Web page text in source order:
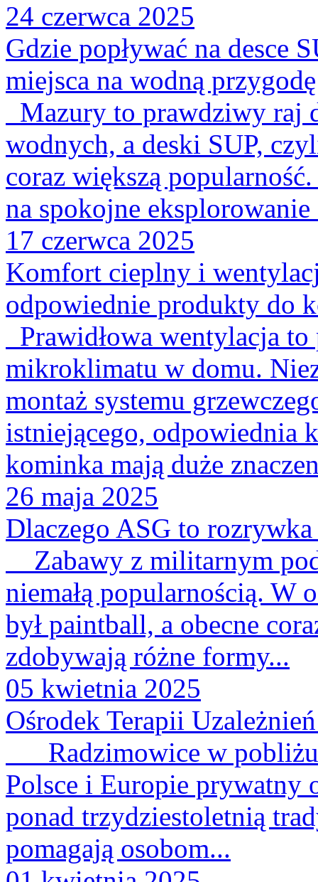
24 czerwca 2025
Gdzie popływać na desce
miejsca na wodną przygodę
Mazury to prawdziwy raj
wodnych, a deski SUP,
coraz większą
na spokojne
17 czerwca 2025
Komfort cieplny i
odpowiednie produkty do
Prawidłowa wentylacja
mikroklimatu w domu.
montaż systemu
istniejącego, odpowiednia
kominka mają duże
26 maja 2025
Dlaczego ASG to rozrywka
Zabawy z militarnym
niemałą popularnością. W
był paintball, a obecne
zdobywają różne formy...
05 kwietnia 2025
Ośrodek Terapii
Radzimowice w pobliżu
Polsce i Europie prywatny
ponad trzydziestoletnią
pomagają osobom...